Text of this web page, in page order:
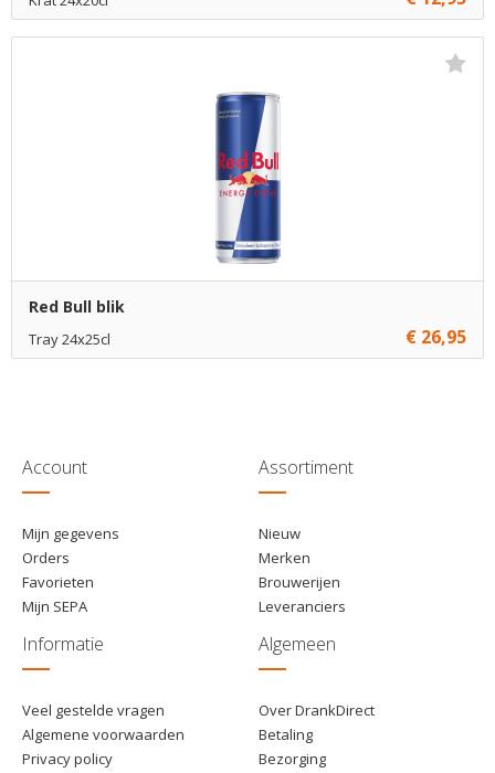
Red Bull blik
Tray 24x25cl € 26,95
€ 25,95 Toevoegen
Account
Mijn gegevens
Orders
Favorieten
Mijn SEPA
Assortiment
Nieuw
Merken
Brouwerijen
Leveranciers
Informatie
Veel gestelde vragen
Algemene voorwaarden
Privacy policy
Algemeen
Over DrankDirect
Betaling
Bezorging